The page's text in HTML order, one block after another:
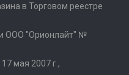
в Торговом реестре
ООО "Орионлайт" №
мая 2007 г.,